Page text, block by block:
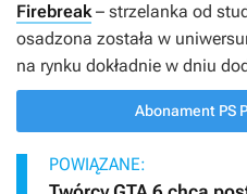
Firebreak– strzelanka od
osadzona została w
na rynku dokładnie w dniu
Abonament PS
POWIĄZANE: